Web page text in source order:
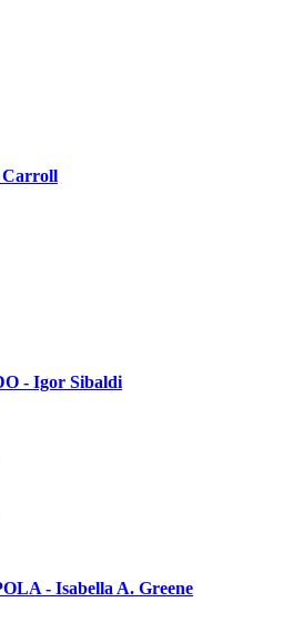
Carroll
- Igor Sibaldi
- Isabella A. Greene